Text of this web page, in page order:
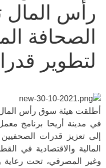
رأس
الصحافة
لتطوير
أطلقت هيئة سوق رأس المال
في مدينة أريحا برنامج
إلى تعزيز قدرات
المالية والاقتصادية في
وغير المصرفي، تحت رعاية